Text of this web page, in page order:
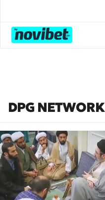
DPG NETWORK